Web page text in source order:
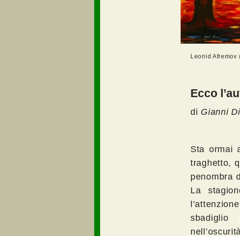
Leonid Afremov
Ecco
di Gianni
Sta ormai
traghetto,
penombra
La
sbadiglio